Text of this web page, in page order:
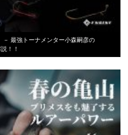
－ 最強トーナメンター小森嗣彦の
！！